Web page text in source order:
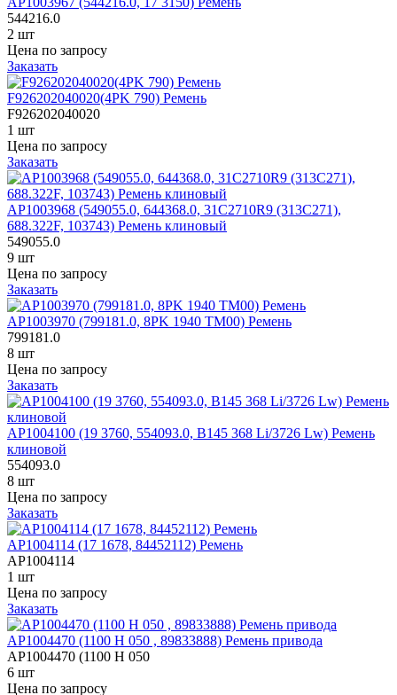
544216.0
2 шт
Цена по запросу
Заказать
F926202040020(4PK 790) Ремень
F926202040020
1 шт
Цена по запросу
Заказать
AP1003968 (549055.0, 644368.0, 31C2710R9 (313C271),
688.322F, 103743) Ремень клиновый
549055.0
9 шт
Цена по запросу
Заказать
AP1003970 (799181.0, 8PK 1940 TM00) Ремень
799181.0
8 шт
Цена по запросу
Заказать
AP1004100 (19 3760, 554093.0, B145 368 Li/3726 Lw) Ремень
клиновой
554093.0
8 шт
Цена по запросу
Заказать
AP1004114 (17 1678, 84452112) Ремень
AP1004114
1 шт
Цена по запросу
Заказать
AP1004470 (1100 H 050 , 89833888) Ремень привода
AP1004470 (1100 H 050
6 шт
Цена по запросу